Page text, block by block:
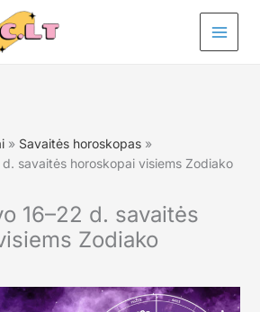
Savaitės horoskopas
savaitės horoskopai visiems Zodiako
16–22 d. savaitės
Zodiako